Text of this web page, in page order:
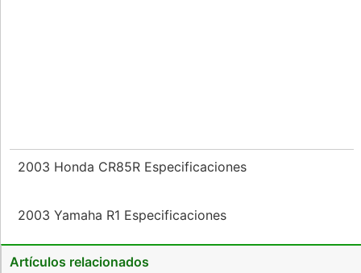
2003 Honda CR85R Especificaciones
2003 Yamaha R1 Especificaciones
Artículos relacionados